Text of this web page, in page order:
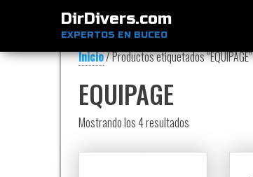
DirDivers.com
EXPERTOS EN BUCEO
Inicio/ Productos etiquetados “EQUIPAGE”
EQUIPAGE
Mostrando los 4 resultados